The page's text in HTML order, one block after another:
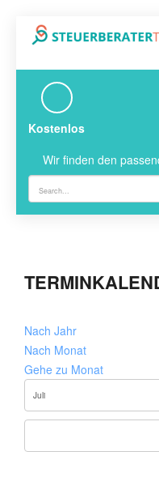
Kostenlos
Wir finden den
Nach Jahr
Nach Monat
Gehe zu Monat